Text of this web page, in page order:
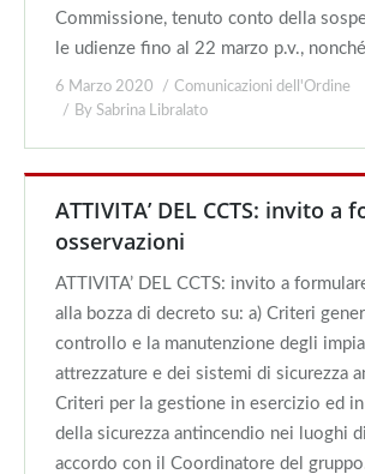
Commissione, tenuto conto della
le udienze fino al 22 marzo p.v.,
6 Marzo 2020
Comunicazioni dell'Ordine
By Sabrina Libralato
ATTIVITA’ DEL CCTS: invito a
osservazioni
ATTIVITA’ DEL CCTS: invito a
alla bozza di decreto su: a) Criteri
controllo e la manutenzione degli
attrezzature e dei sistemi di sicurezza
Criteri per la gestione in esercizio ed
della sicurezza antincendio nei luoghi
accordo con il Coordinatore del